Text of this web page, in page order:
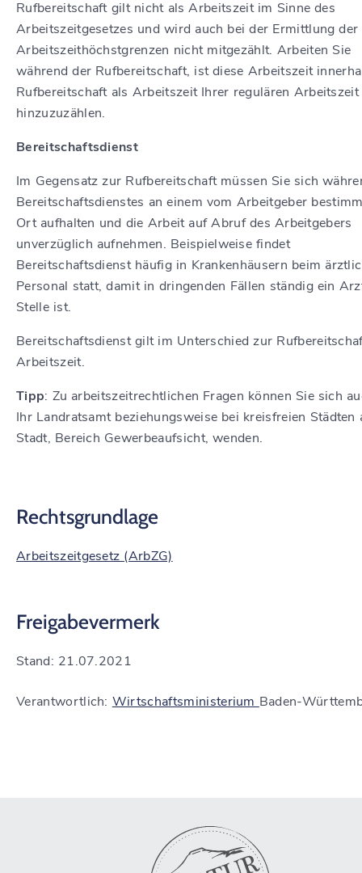
Rufbereitschaft gilt nicht als Arbeitszeit im Sinne des
Arbeitszeitgesetzes und wird auch bei der Ermittlung der
Arbeitszeithöchstgrenzen nicht mitgezählt. Arbeiten Sie
während der Rufbereitschaft, ist diese Arbeitszeit
Rufbereitschaft als Arbeitszeit Ihrer regulären Arbeitszeit
hinzuzuzählen.
Bereitschaftsdienst
Im Gegensatz zur Rufbereitschaft müssen Sie sich
Bereitschaftsdienstes an einem vom Arbeitgeber
Ort aufhalten und die Arbeit auf Abruf des Arbeitgebers
unverzüglich aufnehmen. Beispielweise findet
Bereitschaftsdienst häufig in Krankenhäusern beim
Personal statt, damit in dringenden Fällen ständig ein
Stelle ist.
Bereitschaftsdienst gilt im Unterschied zur
Arbeitszeit.
Tipp: Zu arbeitszeitrechtlichen Fragen können Sie sich
Ihr Landratsamt beziehungsweise bei kreisfreien Städten
Stadt, Bereich Gewerbeaufsicht, wenden.
Rechtsgrundlage
Arbeitszeitgesetz (ArbZG)
Freigabevermerk
Stand: 21.07.2021
Verantwortlich: Wirtschaftsministerium Baden-